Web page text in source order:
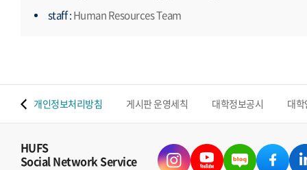
staff :Human Resources Team
개인정보처리방침 게시판 운영세칙 대학정보공시 대
HUFS
Social Network Service